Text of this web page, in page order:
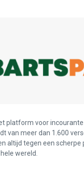
platform voor
van meer dan 1.600
altijd tegen een scherpe
wereld.